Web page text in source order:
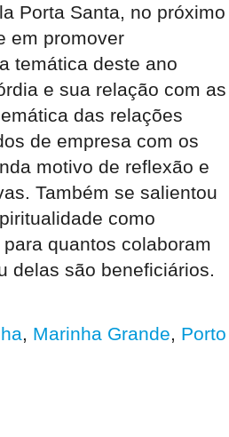
Porta Santa, no próximo
em promover
temática deste ano
e sua relação com as
das relações
de empresa com os
motivo de reflexão e
Também se salientou
como
quantos colaboram
delas são beneficiários.
, Marinha Grande, Porto